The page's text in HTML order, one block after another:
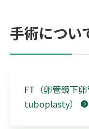
手術につい
FT（卵管鏡下
tuboplasty）